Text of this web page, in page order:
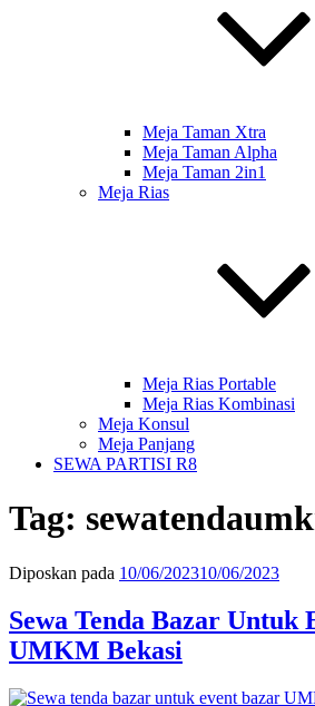
Meja Taman Xtra
Meja Taman Alpha
Meja Taman 2in1
Meja Rias
Meja Rias Portable
Meja Rias Kombinasi
Meja Konsul
Meja Panjang
SEWA PARTISI R8
Tag:
Diposkan pada 10/06/202310/06/2023
Sewa Tenda Bazar Untuk
UMKM Bekasi